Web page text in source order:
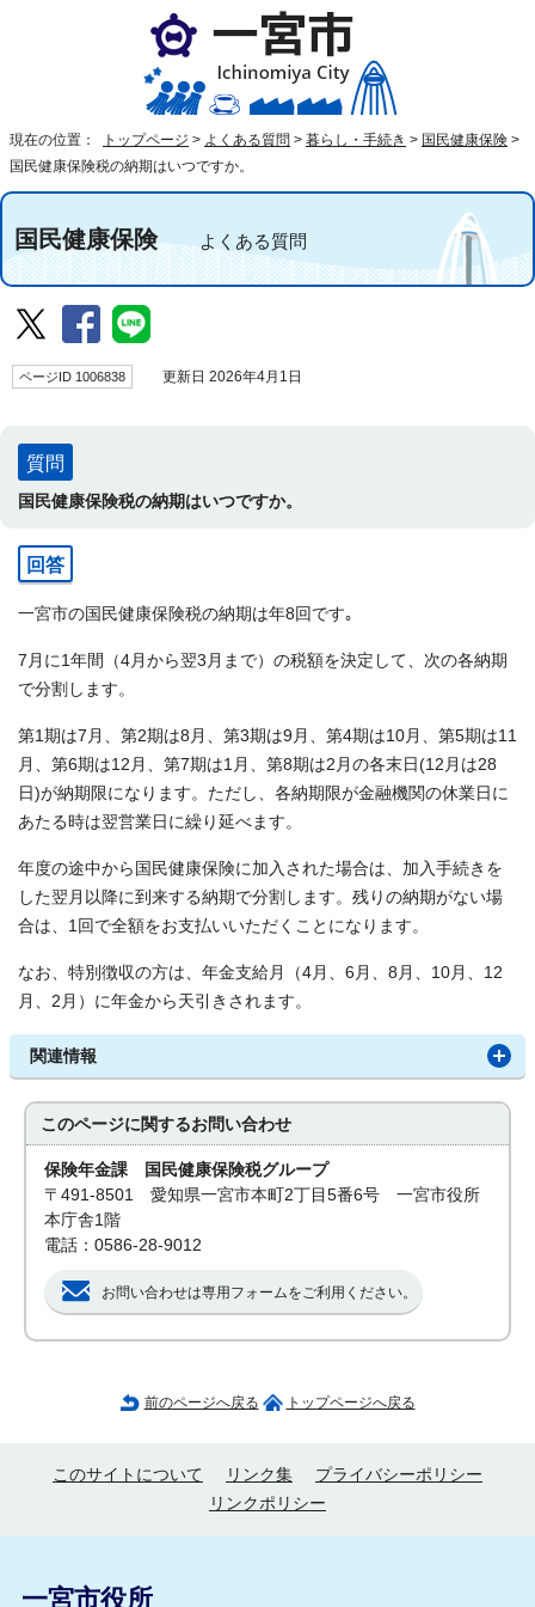
現在の位置： トップページ > よくある質問 > 暮らし・手続き > 国民健康保険 >
国民健康保険税の納期はいつですか。
国民健康保険よくある質問
ページID 1006838 更新日 2026年4月1日
質問
国民健康保険税の納期はいつですか。
回答
一宮市の国民健康保険税の納期は年8回です｡
7月に1年間（4月から翌3月まで）の税額を決定して、次の各納期
で分割します。
第1期は7月、第2期は8月、第3期は9月、第4期は10月、第5期は11
月、第6期は12月、第7期は1月、第8期は2月の各末日(12月は28
日)が納期限になります。ただし、各納期限が金融機関の休業日に
あたる時は翌営業日に繰り延べます。
年度の途中から国民健康保険に加入された場合は、加入手続きを
した翌月以降に到来する納期で分割します。残りの納期がない場
合は、1回で全額をお支払いいただくことになります。
なお、特別徴収の方は、年金支給月（4月、6月、8月、10月、12
月、2月）に年金から天引きされます。
関連情報
このページに関するお問い合わせ
保険年金課 国民健康保険税グループ
〒491-8501 愛知県一宮市本町2丁目5番6号 一宮市役所
本庁舎1階
電話：0586-28-9012
お問い合わせは専用フォームをご利用ください。
前のページへ戻る トップページへ戻る
このサイトについて リンク集
プライバシーポリシー
リンクポリシー
一宮市役所